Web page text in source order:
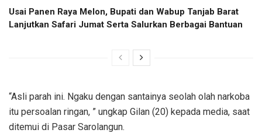
Usai Panen Raya Melon, Bupati dan Wabup Tanjab Barat
Lanjutkan Safari Jumat Serta Salurkan Berbagai Bantuan
“Asli parah ini. Ngaku dengan santainya seolah olah narkoba
itu persoalan ringan, ” ungkap Gilan (20) kepada media, saat
ditemui di Pasar Sarolangun.